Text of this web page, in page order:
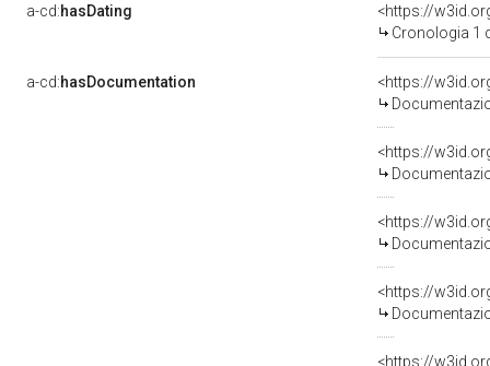
a-cd:hasDating
<https://
Cronologia 1
a-cd:hasDocumentation